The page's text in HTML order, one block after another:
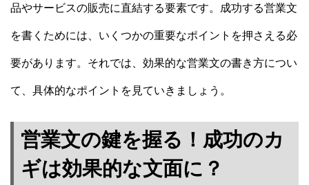
品やサービスの販売に直結する要素です。成功する営業文
を書くためには、いくつかの重要なポイントを押さえる必
要があります。それでは、効果的な営業文の書き方につい
て、具体的なポイントを見ていきましょう。
営業文の鍵を握る！成功のカ
ギは効果的な文面に？